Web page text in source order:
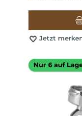
Jetzt
Nur 6 auf